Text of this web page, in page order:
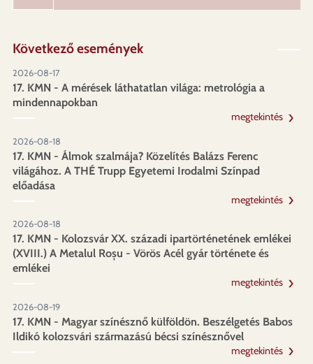
Következő események
2026-08-17
17. KMN - A mérések láthatatlan világa: metrológia a
mindennapokban
megtekintés
2026-08-18
17. KMN - Álmok szalmája? Közelítés Balázs Ferenc
világához. A THÉ Trupp Egyetemi Irodalmi Színpad
előadása
megtekintés
2026-08-18
17. KMN - Kolozsvár XX. századi ipartörténetének emlékei
(XVIII.) A Metalul Roșu - Vörös Acél gyár története és
emlékei
megtekintés
2026-08-19
17. KMN - Magyar színésznő külföldön. Beszélgetés Babos
Ildikó kolozsvári származású bécsi színésznővel
megtekintés